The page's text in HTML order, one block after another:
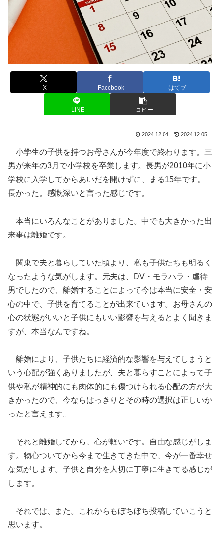
X Facebook はてブ
LINE コピー
2024.12.04 2024.12.05
小学生の子供を持つお母さんが今年度で終わります。三
男が来年の3月で小学校を卒業します。長男が2010年に小
学校に入学してからあいだを開けずに、まる15年です。
長かった。感慨深いと言った感じです。
本当にいろんなことがありました。中でも大きかった出
来事は離婚です。
関東で夫と暮らしていた頃より、私も子供たちも明るく
なったような気がします。元夫は、DV・モラハラ・虐待
男でしたので、離婚することによって今は本当に安全・安
心の中で、子供を育てることが出来ています。お母さんの
心の状態がいいと子供にもいい影響を与えるとよく聞きま
すが、本当なんですね。
離婚により、子供たちに経済的な影響を与えてしまうと
いう心配が強くありましたが、夫と暮らすことによって子
供や私が精神的にも肉体的にも傷つけられる心配の方が大
きかったので、今ならはっきりとその時の選択は正しいか
ったと言えます。
それと離婚してから、心が軽いです。自由な感じがしま
す。物心ついてから今まで生きてきた中で、今が一番幸せ
な気がします。子供と自分を大切に丁寧に生きてる感じが
します。
それでは、また。これからもぼちぼち投稿していこうと
思います。